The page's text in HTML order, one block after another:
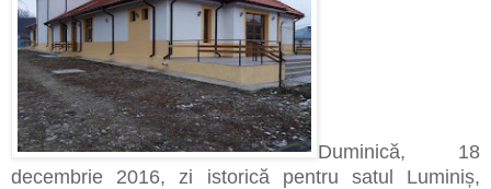
Duminică, 18
decembrie 2016, zi istorică pentru satul Luminiș,